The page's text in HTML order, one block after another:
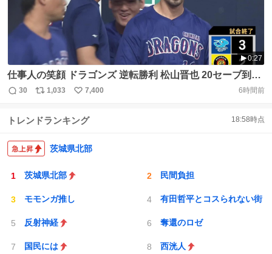
0:27
仕事人の笑顔 ドラゴンズ 逆転勝利 松山晋也 20セーブ到達
ヒーローは逆転打の阿部寿樹 ⚾️阪神×中日 #dragons #だっ
返
数
30
リ
ス
数
1,033
い
ね
7,400 6時間前
トレンドランキング 18:58時点
茨城県北部
茨城県北部 民間負担
モモンガ推し 有田哲平とコスられない街
反射神経 奪還のロゼ
国民には 西洸人